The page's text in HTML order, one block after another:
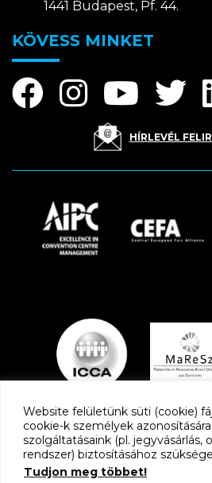
Website felületünk süti (cookie)
cookie-k személyek
szolgáltatásaink (pl. jegyvásárlás,
rendszer) biztosításához
Tudjon meg többet!
1441 Budapest, Pf. 44.
KÖVESS MINKET
HÍRLEVÉL